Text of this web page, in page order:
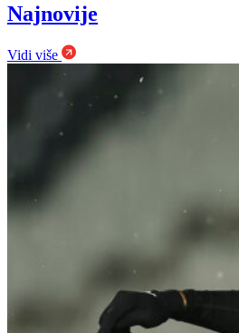
Najnovije
Vidi više